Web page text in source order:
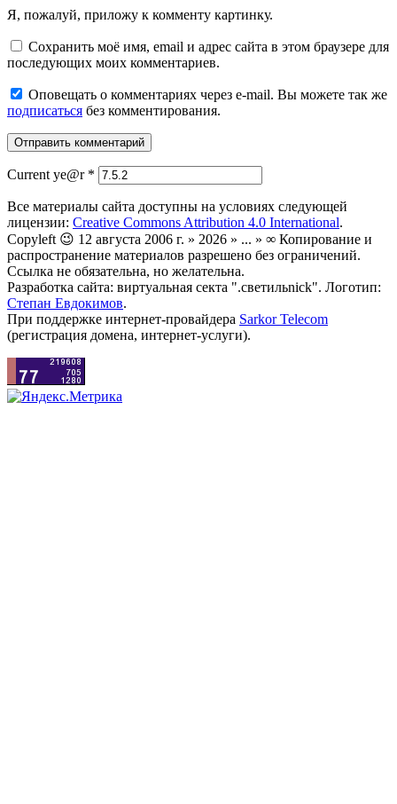
Я, пожалуй, приложу к комменту картинку.
Сохранить моё имя, email и адрес сайта в этом браузере для
последующих моих комментариев.
Оповещать о комментариях через e-mail. Вы можете так же
подписаться без комментирования.
Current ye@r *
Все материалы сайта доступны на условиях следующей
лицензии: Creative Commons Attribution 4.0 International.
Copyleft 😉 12 августа 2006 г. » 2026 » ... » ∞ Копирование и
распространение материалов разрешено без ограничений.
Ссылка не обязательна, но желательна.
Разработка сайта: виртуальная секта ".светильnick". Логотип:
Степан Евдокимов.
При поддержке интернет-провайдера Sarkor Telecom
(регистрация домена, интернет-услуги).